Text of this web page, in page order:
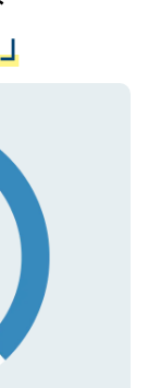
付与され
みです。
（デー
ださい。
バイスを
職をされ
可能です